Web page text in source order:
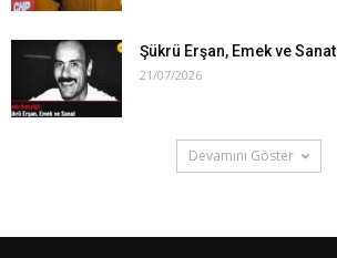
Şükrü Erşan, Emek ve Sanat
21/07/2026
Devamını Göster